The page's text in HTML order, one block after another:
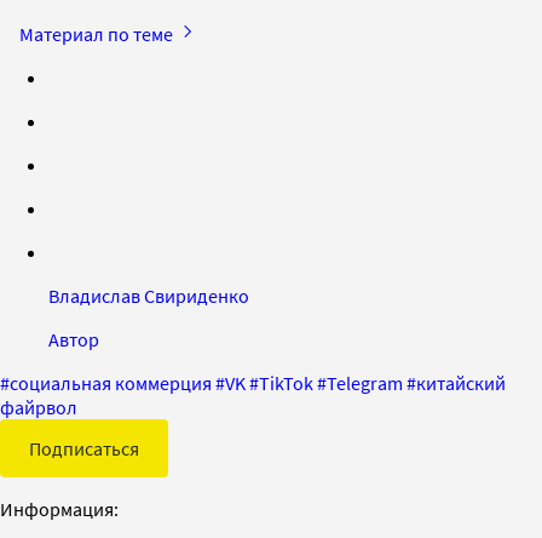
Материал по теме
Владислав Свириденко
Автор
#социальная коммерция #VK#TikTok#Telegram #китайский
файрвол
Подписаться
Информация: